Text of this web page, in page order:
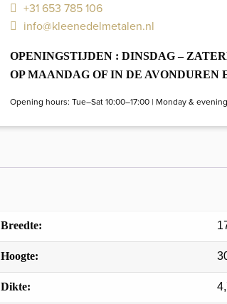
+31 653 785 106
info@kleenedelmetalen.nl
OPENINGSTIJDEN : DINSDAG –
OP MAANDAG OF IN DE AVONDUREN
Opening hours: Tue–Sat 10:00–17:00 | Monday &
Breedte:
Hoogte:
Dikte: